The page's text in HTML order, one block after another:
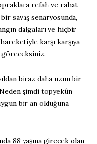
refah ve rahat
savaş senaryosunda,
dalgaları ve hiçbir
karşı karşıya
göreceksiniz.
biraz daha uzun bir
şimdi topyekûn
bir an olduğuna
88 yaşına girecek olan